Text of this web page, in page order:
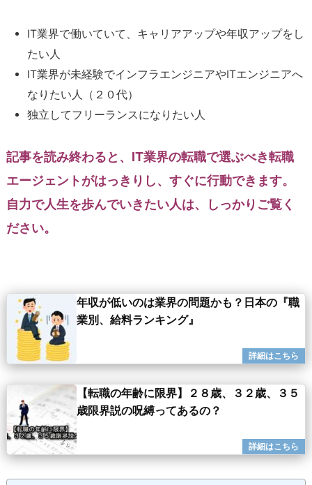
IT業界で働いていて、キャリアアップや年収アップをし
たい人
IT業界が未経験でインフラエンジニアやITエンジニアへ
なりたい人（２０代）
独立してフリーランスになりたい人
記事を読み終わると、IT業界の転職で選ぶべき転職
エージェントがはっきりし、すぐに行動できます。
自力で人生を歩んでいきたい人は、しっかりご覧く
ださい。
年収が低いのは業界の問題かも？日本の『職
業別、給料ランキング』
【転職の年齢に限界】２８歳、３２歳、３５
歳限界説の呪縛ってあるの？